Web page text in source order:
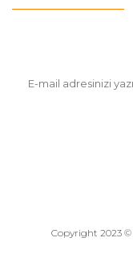
Copyright 2023 ©